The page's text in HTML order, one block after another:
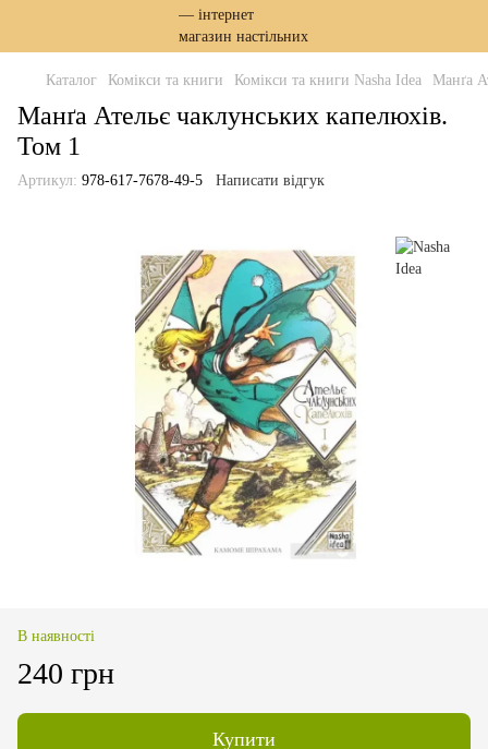
Каталог Комікси та книги Комікси та книги Nasha Idea Манґа
Манґа Ательє чаклунських капелюхів.
Том 1
Артикул: 978-617-7678-49-5 Написати відгук
В наявності
240 грн
Купити